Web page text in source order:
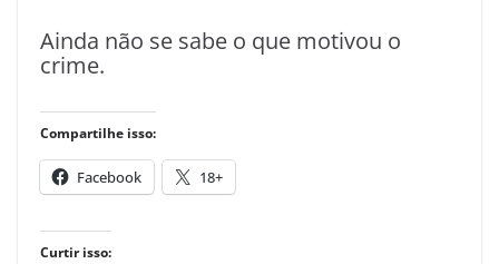
Ainda não se sabe o que motivou o
crime.
Compartilhe isso:
Facebook 18+
Curtir isso: